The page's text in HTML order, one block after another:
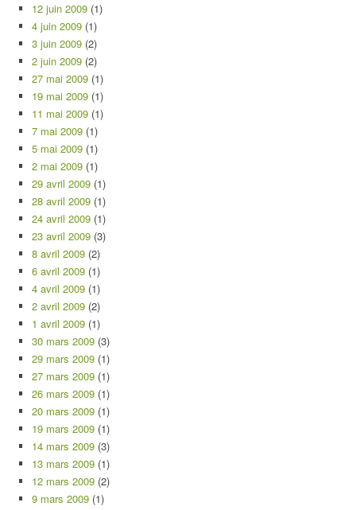
12 juin 2009 (1)
4 juin 2009 (1)
3 juin 2009 (2)
2 juin 2009 (2)
27 mai 2009 (1)
19 mai 2009 (1)
11 mai 2009 (1)
7 mai 2009 (1)
5 mai 2009 (1)
2 mai 2009 (1)
29 avril 2009 (1)
28 avril 2009 (1)
24 avril 2009 (1)
23 avril 2009 (3)
8 avril 2009 (2)
6 avril 2009 (1)
4 avril 2009 (1)
2 avril 2009 (2)
1 avril 2009 (1)
30 mars 2009 (3)
29 mars 2009 (1)
27 mars 2009 (1)
26 mars 2009 (1)
20 mars 2009 (1)
19 mars 2009 (1)
14 mars 2009 (3)
13 mars 2009 (1)
12 mars 2009 (2)
9 mars 2009 (1)